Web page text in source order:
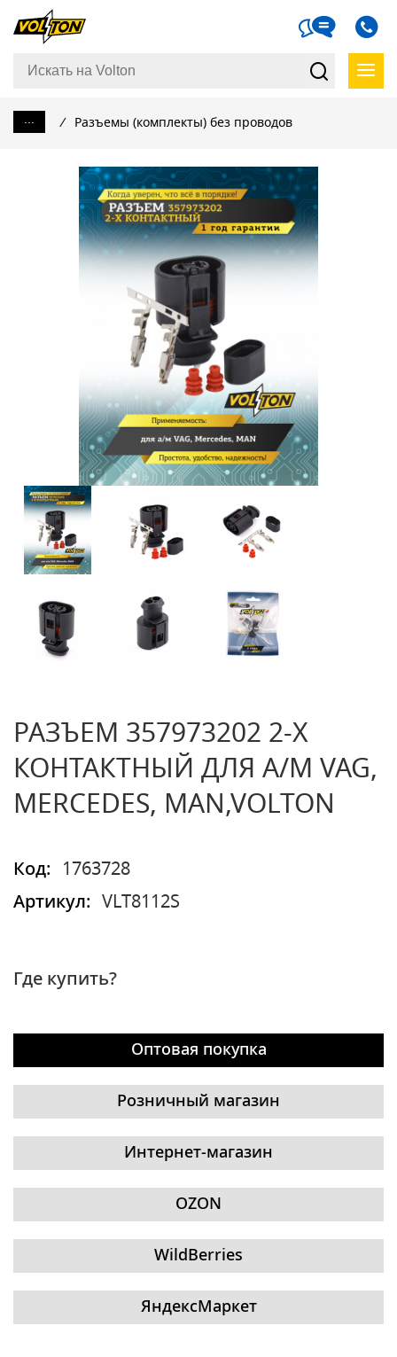
... / Разъемы (комплекты) без проводов
РАЗЪЕМ 357973202 2-Х
КОНТАКТНЫЙ ДЛЯ А/М VAG,
MERCEDES, MAN,VOLTON
Код:
1763728
Артикул:
VLT8112S
Где купить?
Оптовая покупка
Розничный магазин
Интернет-магазин
OZON
WildBerries
ЯндексМаркет